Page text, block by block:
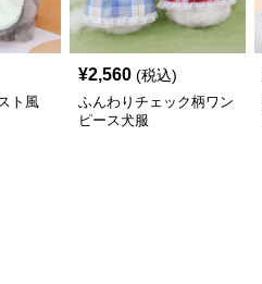
ト風
¥2,560 (税込)
ふんわりチェック柄ワン
ピース犬服